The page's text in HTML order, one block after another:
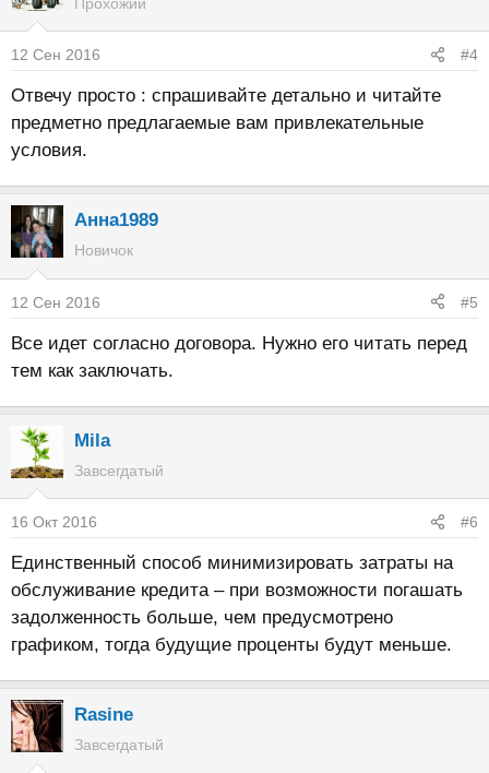
12 Сен 2016 #4
Отвечу просто : спрашивайте детально и читайте
предметно предлагаемые вам привлекательные
условия.
Анна1989
Новичок
12 Сен 2016 #5
Все идет согласно договора. Нужно его читать перед
тем как заключать.
Mila
Завсегдатый
16 Окт 2016 #6
Единственный способ минимизировать затраты на
обслуживание кредита – при возможности погашать
задолженность больше, чем предусмотрено
графиком, тогда будущие проценты будут меньше.
Rasine
Завсегдатый